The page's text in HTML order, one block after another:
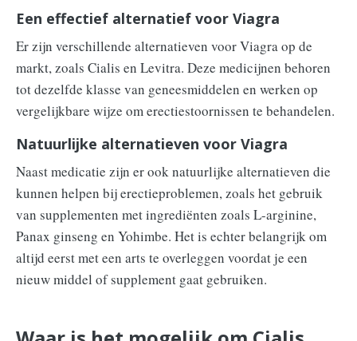
Een effectief alternatief voor Viagra
Er zijn verschillende alternatieven voor Viagra op de
markt, zoals Cialis en Levitra. Deze medicijnen behoren
tot dezelfde klasse van geneesmiddelen en werken op
vergelijkbare wijze om erectiestoornissen te behandelen.
Natuurlijke alternatieven voor Viagra
Naast medicatie zijn er ook natuurlijke alternatieven die
kunnen helpen bij erectieproblemen, zoals het gebruik
van supplementen met ingrediënten zoals L-arginine,
Panax ginseng en Yohimbe. Het is echter belangrijk om
altijd eerst met een arts te overleggen voordat je een
nieuw middel of supplement gaat gebruiken.